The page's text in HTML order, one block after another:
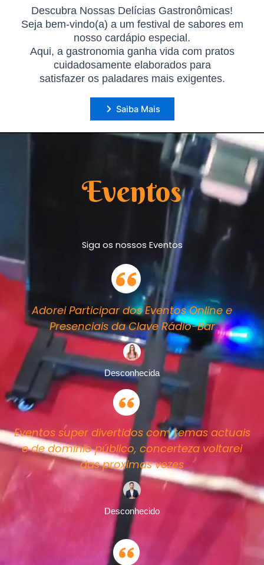
Descubra Nossas Delícias Gastronômicas!
Seja bem-vindo(a) a um festival de sabores em
nosso cardápio especial.
Aqui, a gastronomia ganha vida com pratos
cuidadosamente elaborados para
satisfazer os paladares mais exigentes.
Saiba Mais
Eventos
Siga os nossos Eventos
Adorei Participar dos Eventos Online e
Presenciais da Clave Rádio-Bar
Desconhecida
Eventos super divertidos com temas actuais
e de domínio público, concerteza voltarei
das proximas vezes
Desconhecido